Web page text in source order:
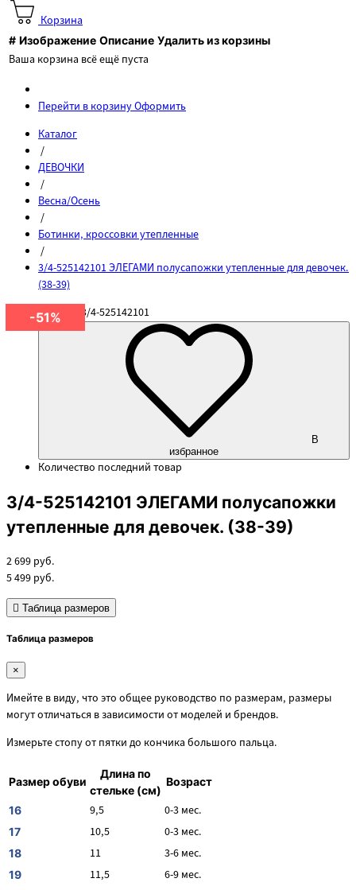
Корзина
# Изображение Описание Удалить из корзины
Ваша корзина всё ещё пуста
Перейти в корзинуОформить
Каталог
/
ДЕВОЧКИ
/
Весна/Осень
/
Ботинки, кроссовки утепленные
/
3/4-525142101 ЭЛЕГАМИ полусапожки утепленные для девочек.
(38-39)
Артикул
3/4-525142101
В
избранное
Количество последний товар
3/4-525142101 ЭЛЕГАМИ полусапожки
утепленные для девочек. (38-39)
2 699 руб.
-51%
5 499 руб.
Таблица размеров
Таблица размеров
×
Имейте в виду, что это общее руководство по размерам, размеры
могут отличаться в зависимости от моделей и брендов.
Измерьте стопу от пятки до кончика большого пальца.
Размер обуви
Длина по
стельке (см)
Возраст
16 9,5 0-3 мес.
17 10,5 0-3 мес.
18 11 3-6 мес.
19 11,5 6-9 мес.